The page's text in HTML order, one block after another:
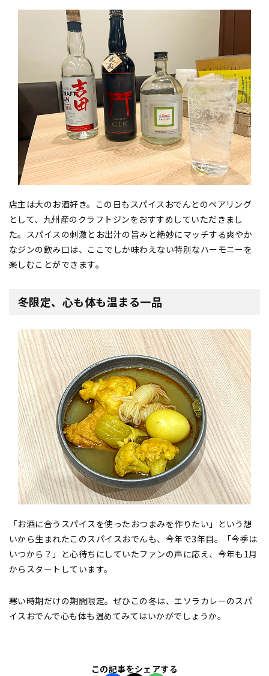
店主は大のお酒好き。この日もスパイスおでんとのペアリング
として、九州産のクラフトジンをおすすめしていただきまし
た。スパイスの刺激とお出汁の旨みと絶妙にマッチする爽やか
なジンの飲み口は、ここでしか味わえない特別なハーモニーを
楽しむことができます。
冬限定、心も体も温まる一品
「お酒に合うスパイスを使ったおつまみを作りたい」という想
いから生まれたこのスパイスおでんも、今年で3年目。「今季は
いつから？」と心待ちにしていたファンの声に応え、今年も1月
からスタートしています。
寒い時期だけの期間限定。ぜひこの冬は、エソラカレーのスパ
イスおでんで心も体も温めてみてはいかがでしょうか。
この記事をシェアする